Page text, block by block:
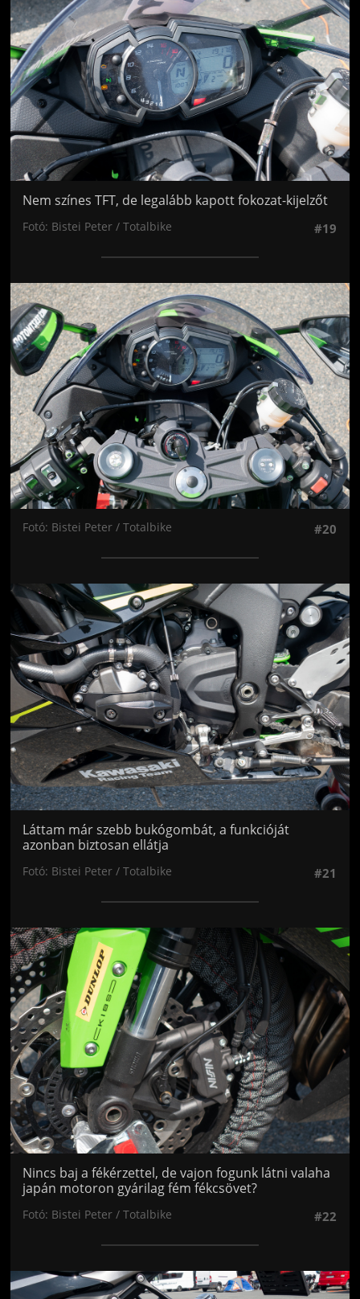
Nem színes TFT, de legalább kapott fokozat-kijelzőt
Fotó: Bistei Peter / Totalbike #19
Jön még kép!
Fotó: Bistei Peter / Totalbike #20
Jön még kép!
Láttam már szebb bukógombát, a funkcióját
azonban biztosan ellátja
Fotó: Bistei Peter / Totalbike #21
Jön még kép!
Nincs baj a fékérzettel, de vajon fogunk látni valaha
japán motoron gyárilag fém fékcsövet?
Fotó: Bistei Peter / Totalbike #22
Jön még kép!